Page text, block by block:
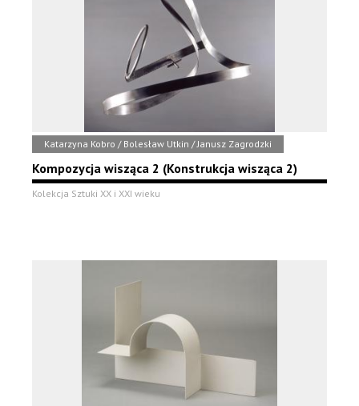
Katarzyna Kobro / Bolesław Utkin / Janusz Zagrodzki
Kompozycja wisząca 2 (Konstrukcja wisząca 2)
Kolekcja Sztuki XX i XXI wieku